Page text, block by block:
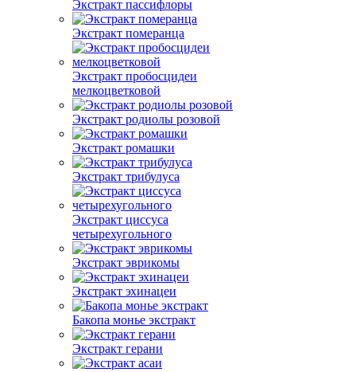
Экстракт пассифлоры
Экстракт померанца
Экстракт пробосцидеи
мелкоцветковой
Экстракт родиолы розовой
Экстракт ромашки
Экстракт трибулуса
Экстракт циссуса
четырехугольного
Экстракт эврикомы
Экстракт эхинацеи
Бакопа монье экстракт
Экстракт герани